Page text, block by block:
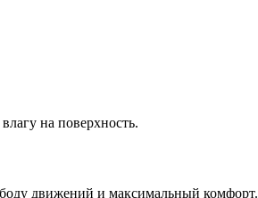
на поверхность.
движений и максимальный комфорт.